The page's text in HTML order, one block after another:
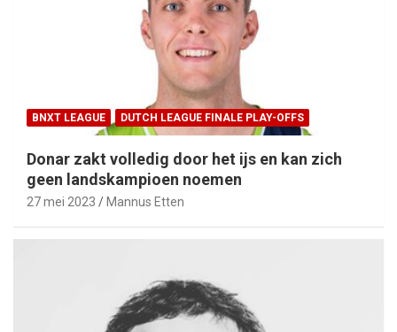
BNXT LEAGUE DUTCH LEAGUE FINALE PLAY-OFFS
Donar zakt volledig door het ijs en kan zich
geen landskampioen noemen
27 mei 2023 Mannus Etten